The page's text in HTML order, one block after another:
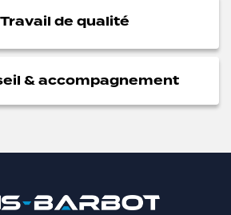
Travail de qualité
& accompagnement